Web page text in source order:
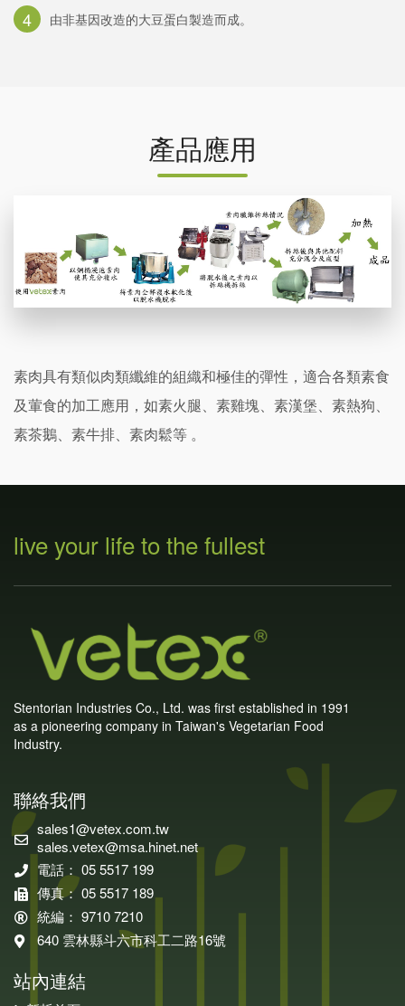
4 由非基因改造的大豆蛋白製造而成。
產品應用
素肉具有類似肉類纖維的組織和極佳的彈性，適合各類素食
及葷食的加工應用，如素火腿、素雞塊、素漢堡、素熱狗、
素茶鵝、素牛排、素肉鬆等 。
live your life to the fullest
Stentorian Industries Co., Ltd. was first established in 1991
as a pioneering company in Taiwan's Vegetarian Food
Industry.
聯絡我們
sales1@vetex.com.tw
sales.vetex@msa.hinet.net
電話： 05 5517 199
傳真： 05 5517 189
統編： 9710 7210
640 雲林縣斗六市科工二路16號
站內連結